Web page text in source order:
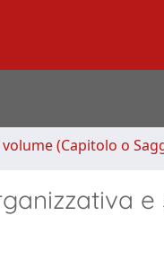
(Capitolo o
e